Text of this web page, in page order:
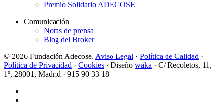
Premio Solidario ADECOSE
Comunicación
Notas de prensa
Blog del Broker
© 2026 Fundación Adecose. Aviso Legal · Política de Calidad ·
Política de Privacidad · Cookies · Diseño waka · C/ Recoletos, 11,
1º, 28001, Madrid · 915 90 33 18